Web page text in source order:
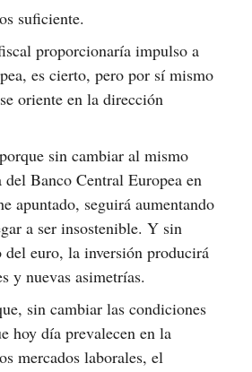
suficiente.
proporcionaría impulso a
es cierto, pero por sí mismo
oriente en la dirección
sin cambiar al mismo
Banco Central Europea en
apuntado, seguirá aumentando
a ser insostenible. Y sin
euro, la inversión producirá
y nuevas asimetrías.
sin cambiar las condiciones
hoy día prevalecen en la
mercados laborales, el